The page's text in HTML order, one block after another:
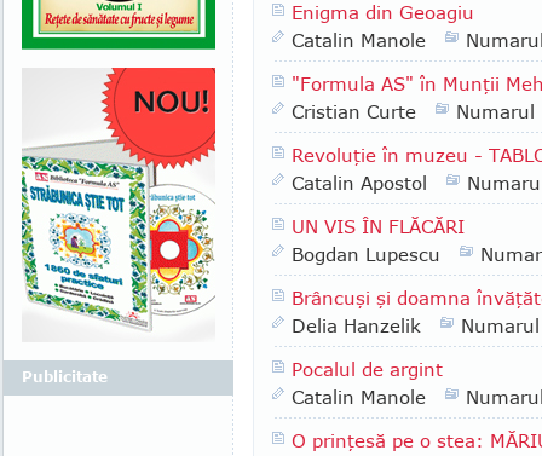
Enigma din Geoagiu
Catalin Manole
"Formula AS" în Munţii
Cristian Curte
Numarul
Revoluţie în muzeu -
Catalin Apostol
UN VIS ÎN FLĂCĂRI
Bogdan Lupescu
Brâncuşi şi doamna
Delia Hanzelik
Pocalul de argint
Catalin Manole
O prinţesă pe o stea:
Publicitate